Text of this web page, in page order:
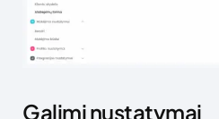
Galimi nustatymai